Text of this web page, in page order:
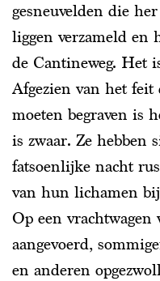
gesneuvelden die
liggen verzameld en
de Cantineweg. Het
Afgezien van het
moeten begraven is
is zwaar. Ze hebben
fatsoenlijke nacht
van hun lichamen
Op een
aangevoerd,
en anderen